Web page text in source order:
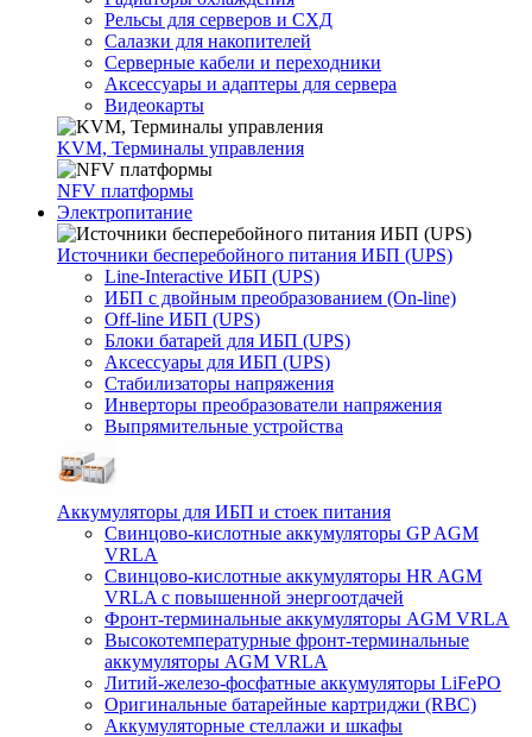
Рельсы для серверов и СХД
Салазки для накопителей
Серверные кабели и переходники
Аксессуары и адаптеры для сервера
Видеокарты
KVM, Терминалы управления
NFV платформы
Электропитание
Источники бесперебойного питания ИБП (UPS)
Line-Interactive ИБП (UPS)
ИБП с двойным преобразованием (On-line)
Off-line ИБП (UPS)
Блоки батарей для ИБП (UPS)
Аксессуары для ИБП (UPS)
Стабилизаторы напряжения
Инверторы преобразователи напряжения
Выпрямительные устройства
Аккумуляторы для ИБП и стоек питания
Свинцово-кислотные аккумуляторы GP AGM
VRLA
Свинцово-кислотные аккумуляторы HR AGM
VRLA с повышенной энергоотдачей
Фронт-терминальные аккумуляторы AGM VRLA
Высокотемпературные фронт-терминальные
аккумуляторы AGM VRLA
Литий-железо-фосфатные аккумуляторы LiFePO
Оригинальные батарейные картриджи (RBC)
Аккумуляторные стеллажи и шкафы